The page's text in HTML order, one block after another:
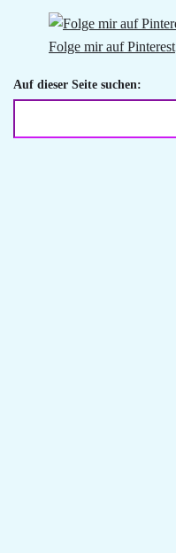
Folge mir auf Pinterest
Auf dieser Seite suchen: